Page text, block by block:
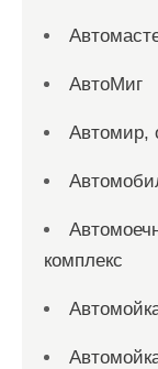
АвтоМиг
Автомир,
комплекс